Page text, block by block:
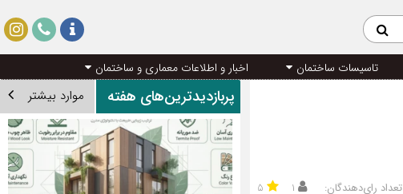
تاسیسات ساختمان اخبار و اطلاعات معماری و ساختمان
تعداد رای‌دهندگان: ۱ ۵
پربازدیدترین‌های هفته موارد بیشتر